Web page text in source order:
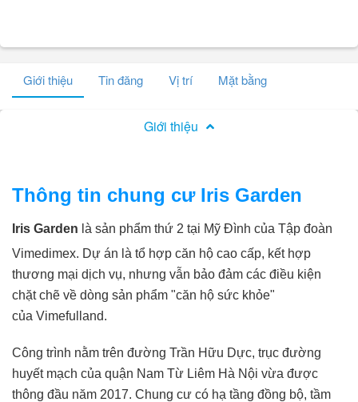
Giới thiệu Tin đăng Vị trí Mặt bằng
Giới thiệu
Thông tin chung cư Iris Garden
Iris Garden là sản phẩm thứ 2 tại Mỹ Đình của Tập đoàn
Vimedimex. Dự án là tổ hợp căn hộ cao cấp, kết hợp
thương mại dịch vụ, nhưng vẫn bảo đảm các điều kiện
chặt chẽ về dòng sản phẩm "căn hộ sức khỏe"
của Vimefulland.
Công trình nằm trên đường Trần Hữu Dực, trục đường
huyết mạch của quận Nam Từ Liêm Hà Nội vừa được
thông đầu năm 2017. Chung cư có hạ tầng đồng bộ, tầm